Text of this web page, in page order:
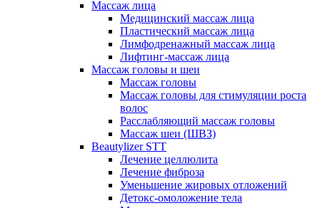
Массаж лица
Медицинский массаж лица
Пластический массаж лица
Лимфодренажный массаж лица
Лифтинг-массаж лица
Массаж головы и шеи
Массаж головы
Массаж головы для стимуляции роста
волос
Расслабляющий массаж головы
Массаж шеи (ШВЗ)
Beautylizer STT
Лечение целлюлита
Лечение фиброза
Уменьшение жировых отложений
Детокс-омоложение тела